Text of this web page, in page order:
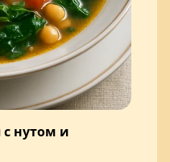
нутом и